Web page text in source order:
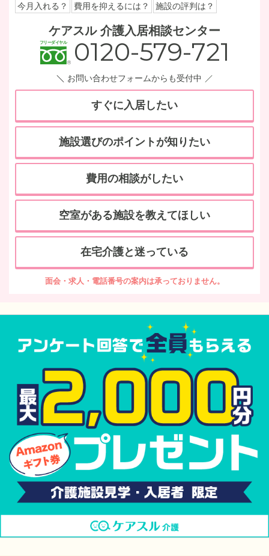
今月入れる？ 費用を抑えるには？ 施設の評判は？
ケアスル 介護入居相談センター
0120-579-721
お問い合わせフォームからも受付中
すぐに入居したい
施設選びのポイントが知りたい
費用の相談がしたい
空室がある施設を教えてほしい
在宅介護と迷っている
面会・求人・電話番号の案内は承っておりません。